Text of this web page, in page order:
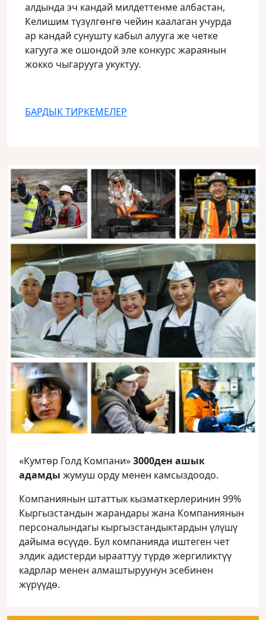
алдында эч кандай милдеттенме албастан,
Келишим түзүлгөнгө чейин каалаган учурда
ар кандай сунушту кабыл алууга же четке
кагууга же ошондой эле конкурс жараянын
жокко чыгарууга укуктуу.
БАРДЫК ТИРКЕМЕЛЕР
«Кумтөр Голд Компани»3000ден ашык
адамды жумуш орду менен камсыздоодо.
Компаниянын штаттык кызматкерлеринин 99%
Кыргызстандын жарандары жана Компаниянын
персоналындагы кыргызстандыктардын үлүшү
дайыма өсүүдө. Бул компанияда иштеген чет
элдик адистерди ырааттуу түрдө жергиликтүү
кадрлар менен алмаштыруунун эсебинен
жүрүүдө.